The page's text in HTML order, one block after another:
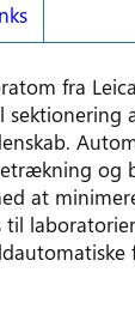
fra
sektionering
og
at